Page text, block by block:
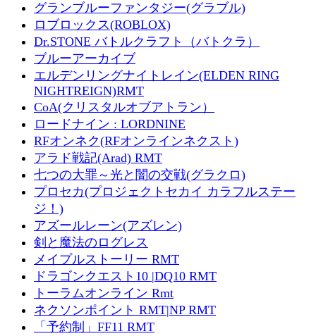
グランブルーファンタジー(グラブル)
ロブロックス(ROBLOX)
Dr.STONE バトルクラフト（バトクラ）
ブルーアーカイブ
エルデンリングナイトレイン(ELDEN RING
NIGHTREIGN)RMT
CoA(クリスタルオブアトラン）
ロードナイン : LORDNINE
RFオンネク(RFオンラインネクスト)
アラド戦記(Arad) RMT
七つの大罪～光と闇の交戦(グラクロ)
プロセカ(プロジェクトセカイ カラフルステー
ジ！)
アズールレーン(アズレン)
剣と魔法のログレス
メイプルストーリー RMT
ドラゴンクエスト10 |DQ10 RMT
トーラムオンライン Rmt
ネクソンポイント RMT|NP RMT
「予約制」FF11 RMT